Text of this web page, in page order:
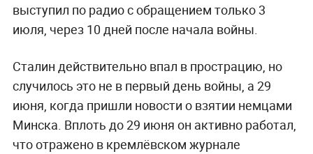
выступил по радио с обращением только 3
июля, через 10 дней после начала войны.
Сталин действительно впал в прострацию, но
случилось это не в первый день войны, а 29
июня, когда пришли новости о взятии немцами
Минска. Вплоть до 29 июня он активно работал,
что отражено в кремлёвском журнале